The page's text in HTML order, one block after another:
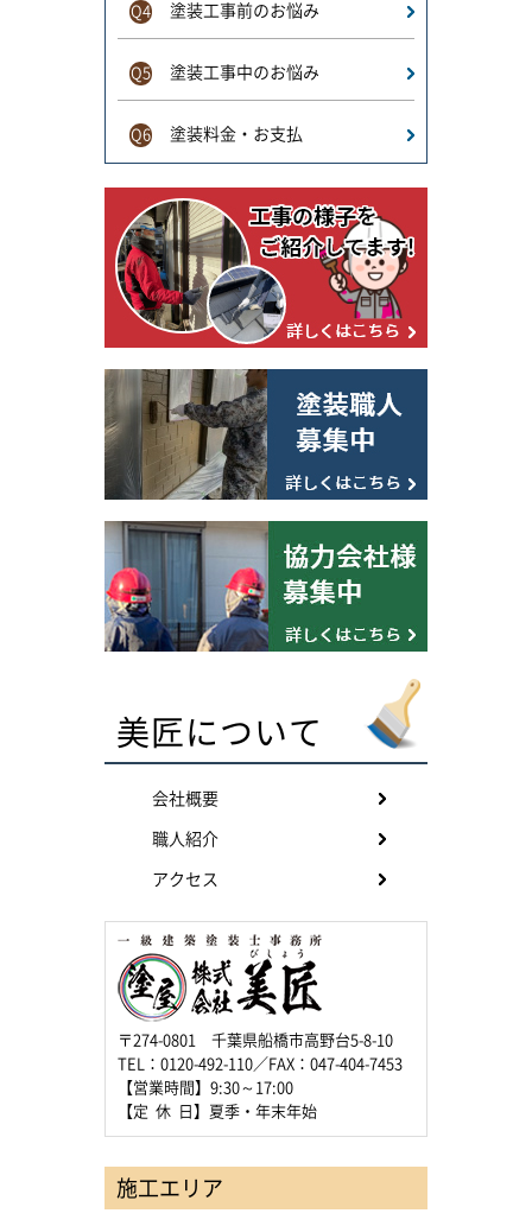
Q4 塗装工事前のお悩み
Q5 塗装工事中のお悩み
Q6 塗装料金・お支払
美匠について
会社概要
職人紹介
アクセス
〒274-0801 千葉県船橋市高野台5-8-10
TEL：0120-492-110／FAX：047-404-7453
【営業時間】9:30～17:00
【定 休 日】夏季・年末年始
施工エリア